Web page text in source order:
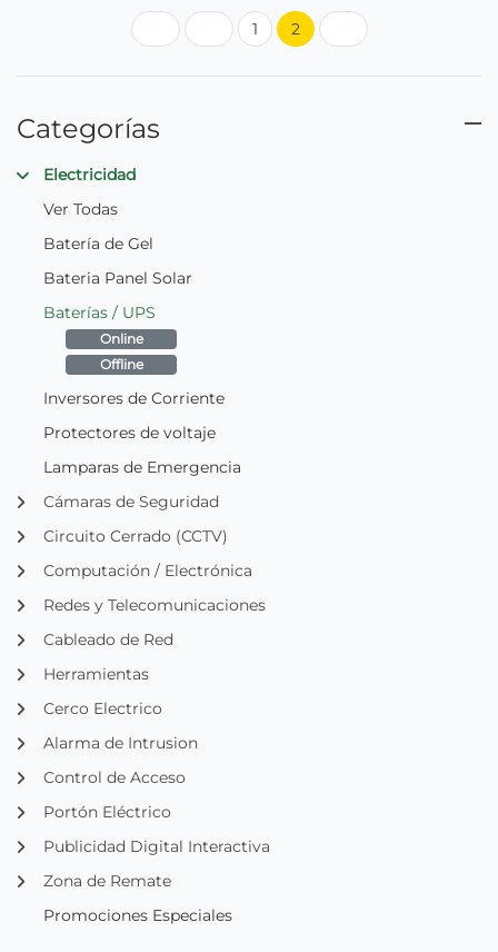
Primera página
Página anterior
1 2
(página actual)
Siguiente página
Categorías
Electricidad
Ver Todas
Batería de Gel
Bateria Panel Solar
Baterías / UPS
Online
Offline
Inversores de Corriente
Protectores de voltaje
Lamparas de Emergencia
Cámaras de Seguridad
Circuito Cerrado (CCTV)
Computación / Electrónica
Redes y Telecomunicaciones
Cableado de Red
Herramientas
Cerco Electrico
Alarma de Intrusion
Control de Acceso
Portón Eléctrico
Publicidad Digital Interactiva
Zona de Remate
Promociones Especiales